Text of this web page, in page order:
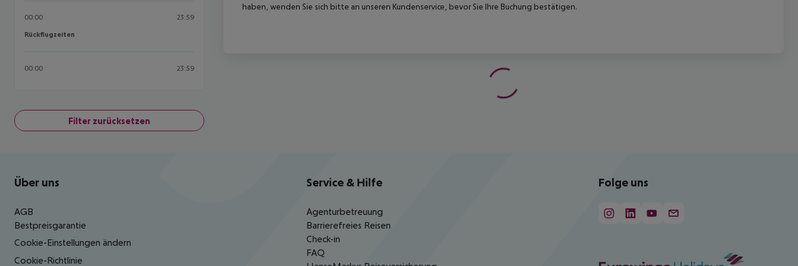
00:00 23:59
Rückflugzeiten
Rückflugzeiten
00:00 23:59
Filter zurücksetzen
haben, wenden Sie sich bitte an unseren Kundenservice, bevor Sie Ihre Buchung bestätigen.
Footer navigation
Über uns
AGB
Bestpreisgarantie
Cookie-Einstellungen ändern
Cookie-Richtlinie
Service & Hilfe
Agenturbetreuung
Barrierefreies Reisen
Check-in
FAQ
Folge uns